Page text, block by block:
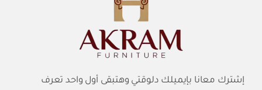
إشترك معانا بإيميلك دلوقتي وهتبقى أول واحد تعرف